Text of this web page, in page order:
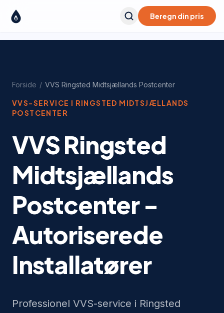
Beregn din pris
Forside / VVS Ringsted Midtsjællands Postcenter
VVS-SERVICE I RINGSTED MIDTSJÆLLANDS
POSTCENTER
VVS Ringsted
Midtsjællands
Postcenter -
Autoriserede
Installatører
Professionel VVS-service i Ringsted